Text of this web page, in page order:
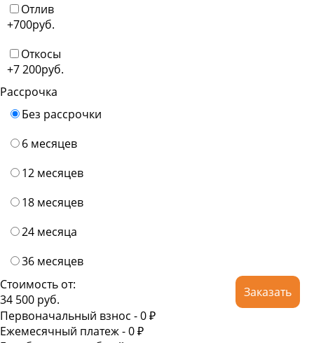
Отлив
+700руб.
Откосы
+7 200руб.
Рассрочка
Без рассрочки
6 месяцев
12 месяцев
18 месяцев
24 месяца
36 месяцев
Стоимость от:
34 500 руб.
Заказать
Первоначальный взнос -0 ₽
Ежемесячный платеж -0₽